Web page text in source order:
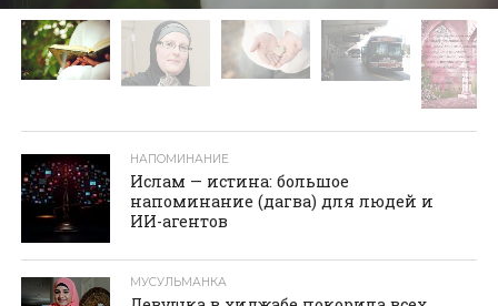
НАПОМИНАНИЕ
Ислам — истина: большое
напоминание (дагва) для людей и
ИИ-агентов
МУСУЛЬМАНКА